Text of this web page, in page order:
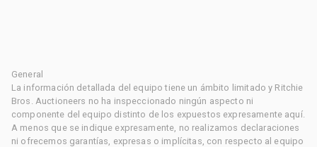
General
La información detallada del equipo tiene un ámbito limitado y Ritchie
Bros. Auctioneers no ha inspeccionado ningún aspecto ni
componente del equipo distinto de los expuestos expresamente aquí.
A menos que se indique expresamente, no realizamos declaraciones
ni ofrecemos garantías, expresas o implícitas, con respecto al equipo